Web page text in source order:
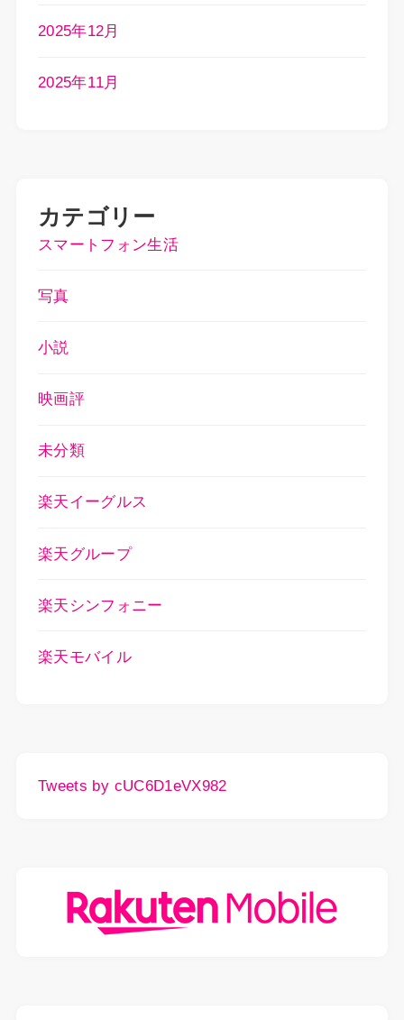
2025年12月
2025年11月
カテゴリー
スマートフォン生活
写真
小説
映画評
未分類
楽天イーグルス
楽天グループ
楽天シンフォニー
楽天モバイル
Tweets by cUC6D1eVX982